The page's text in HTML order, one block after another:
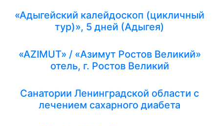
«Адыгейский калейдоскоп (цикличный
тур)», 5 дней (Адыгея)
«AZIMUT» / «Азимут Ростов Великий»
отель, г. Ростов Великий
Санатории Ленинградской области с
лечением сахарного диабета